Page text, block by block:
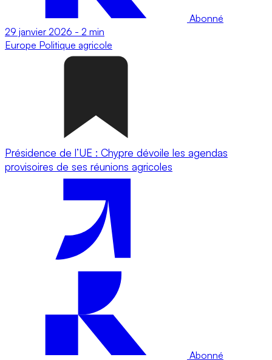
Abonné
29 janvier 2026 - 2 min
Europe Politique agricole
Présidence de l’UE : Chypre dévoile les agendas
provisoires de ses réunions agricoles
Abonné